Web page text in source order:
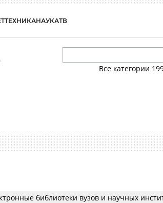
ТЕХНИКАНАУКАТВ
Все категории
библиотеки вузов и научных